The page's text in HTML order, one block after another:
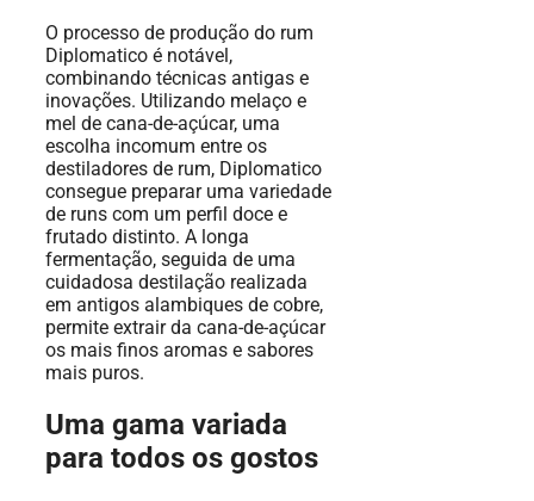
O processo de produção do rum
Diplomatico é notável,
combinando técnicas antigas e
inovações. Utilizando melaço e
mel de cana-de-açúcar, uma
escolha incomum entre os
destiladores de rum, Diplomatico
consegue preparar uma variedade
de runs com um perfil doce e
frutado distinto. A longa
fermentação, seguida de uma
cuidadosa destilação realizada
em antigos alambiques de cobre,
permite extrair da cana-de-açúcar
os mais finos aromas e sabores
mais puros.
Uma gama variada
para todos os gostos